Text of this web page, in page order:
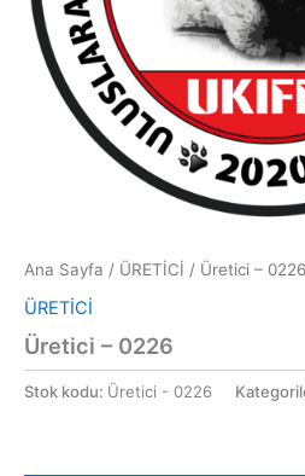
Ana Sayfa / ÜRETİCİ / Üretici – 0226
ÜRETİCİ
Üretici – 0226
Stok kodu: Üretici - 0226